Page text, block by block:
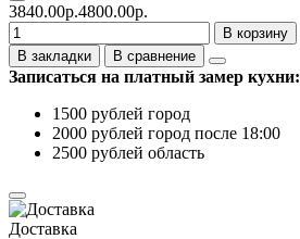
3840.00р.4800.00р.
В корзину
В закладки
В сравнение
Записаться на платный замер кухни:
1500 рублей город
2000 рублей город после 18:00
2500 рублей область
Доставка